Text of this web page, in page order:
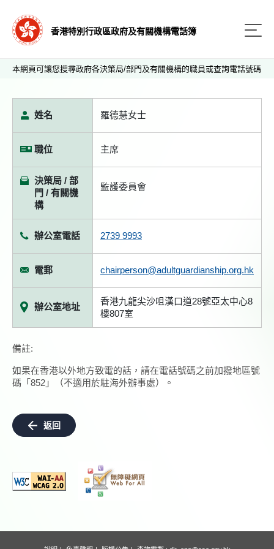
香港特別行政區政府及有關機構電話簿
本網頁可讓您搜尋政府各決策局/部門及有關機構的職員或查詢電話號碼
姓名 羅德慧女士
職位 主席
決策局 / 部
門 / 有關機
構
監護委員會
辦公室電話 2739 9993
電郵 chairperson@adultguardianship.org.hk
辦公室地址
香港九龍尖沙咀漢口道28號亞太中心8
樓807室
備註:
如果在香港以外地方致電的話，請在電話號碼之前加撥地區號
碼「852」（不適用於駐海外辦事處）。
返回